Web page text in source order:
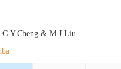
C.Y.Cheng & M.J.Liu